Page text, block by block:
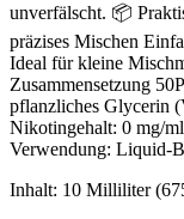
unverfälscht. 📦
präzises Mischen
Ideal für kleine
Zusammensetzung
pflanzliches Glycerin
Nikotingehalt: 0 mg/
Verwendung: Liquid-
Inhalt: 10 Milliliter